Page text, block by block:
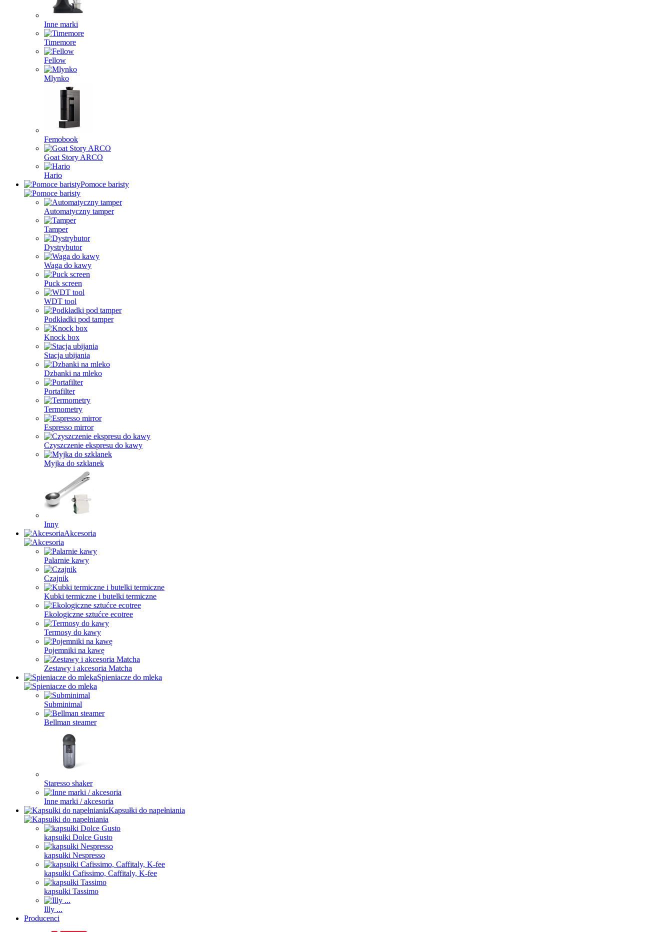
Inne marki
Timemore
Fellow
Mlynko
Femobook
Goat Story ARCO
Hario
Pomoce baristy
Automatyczny tamper
Tamper
Dystrybutor
Waga do kawy
Puck screen
WDT tool
Podkładki pod tamper
Knock box
Stacja ubijania
Dzbanki na mleko
Portafilter
Termometry
Espresso mirror
Czyszczenie ekspresu do kawy
Myjka do szklanek
Inny
Akcesoria
Palarnie kawy
Czajnik
Kubki termiczne i butelki termiczne
Ekologiczne sztućce ecotree
Termosy do kawy
Pojemniki na kawę
Zestawy i akcesoria Matcha
Spieniacze do mleka
Subminimal
Bellman steamer
Staresso shaker
Inne marki / akcesoria
Kapsułki do napełniania
kapsułki Dolce Gusto
kapsułki Nespresso
kapsułki Cafissimo, Caffitaly, K-fee
kapsułki Tassimo
Illy ...
Producenci